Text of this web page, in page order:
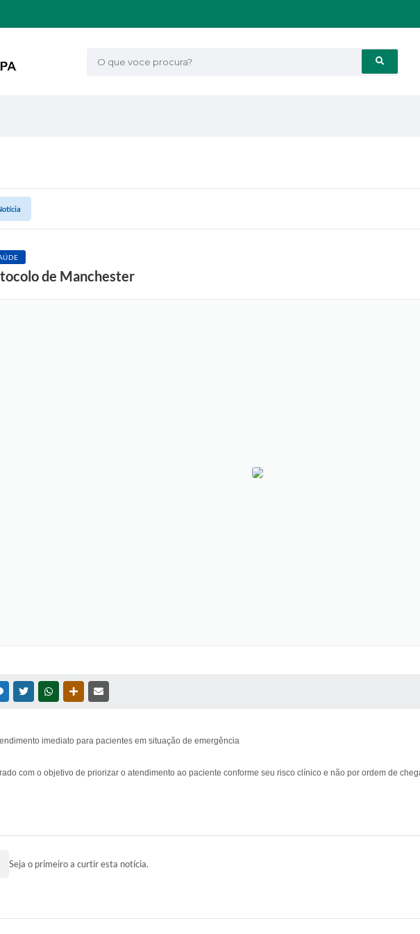
O que voce procura?
de Manchester
MESSENGER
TWITTERWHATSAPPOUTRAS MÍDIAS
imediato para pacientes em situação de emergência
com o objetivo de priorizar o atendimento ao paciente conforme seu risco clínico e não por ordem de
Seja o primeiro a curtir esta notícia.